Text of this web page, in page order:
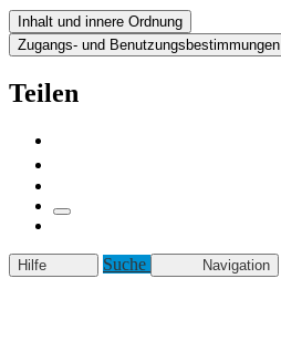
Inhalt und innere Ordnung
Zugangs- und Benutzungsbestimmungen
Teilen
Hilfe Suche Navigation